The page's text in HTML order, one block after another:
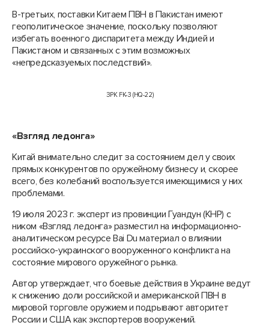
В-третьих, поставки Китаем ПВН в Пакистан имеют
геополитическое значение, поскольку позволяют
избегать военного диспаритета между Индией и
Пакистаном и связанных с этим возможных
«непредсказуемых последствий».
ЗРК FK-3 (HQ-22)
«Взгляд ледонга»
Китай внимательно следит за состоянием дел у своих
прямых конкурентов по оружейному бизнесу и, скорее
всего, без колебаний воспользуется имеющимися у них
проблемами.
19 июля 2023 г. эксперт из провинции Гуандун (КНР) с
ником «Взгляд ледонга» разместил на информационно-
аналитическом ресурсе Bai Du материал о влиянии
российско-украинского вооруженного конфликта на
состояние мирового оружейного рынка.
Автор утверждает, что боевые действия в Украине ведут
к снижению доли российской и американской ПВН в
мировой торговле оружием и подрывают авторитет
России и США как экспортеров вооружений.